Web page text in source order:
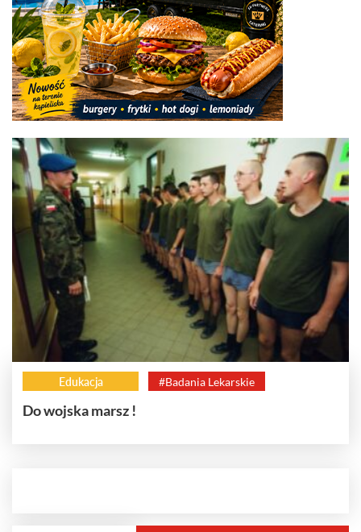
Edukacja #Badania Lekarskie
Do wojska marsz !